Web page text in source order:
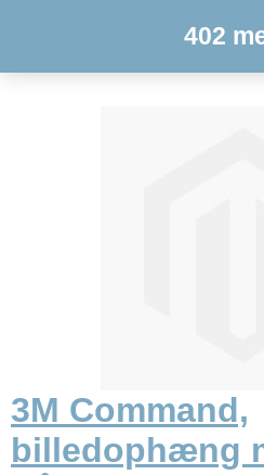
402
3M Command,
billedophæng